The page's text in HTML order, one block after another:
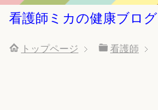
看護師ミカの健康ブログ
トップページ 看護師